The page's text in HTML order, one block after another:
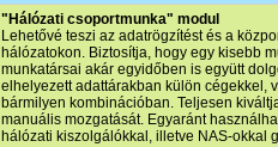
"Hálózati csoportmunka" modul
Lehetővé teszi az adatrögzítést és a
hálózatokon. Biztosítja, hogy egy kisebb
munkatársai akár egyidőben is együtt
elhelyezett adattárakban külön cégekkel,
bármilyen kombinációban. Teljesen
manuális mozgatását. Egyaránt
hálózati kiszolgálókkal, illetve NAS-okkal